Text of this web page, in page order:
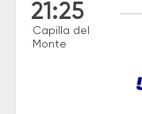
21:25
Capilla del
Monte